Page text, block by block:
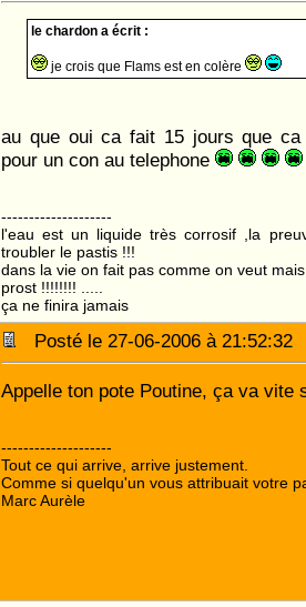
le chardon a écrit :
je crois que Flams est en colère
au que oui ca fait 15 jours que
pour un con au telephone
--------------------
l'eau est un liquide très corrosif ,la
troubler le pastis !!!
dans la vie on fait pas comme on veut
prost !!!!!!!! .....
ça ne finira jamais
Posté le 27-06-2006 à
Appelle ton pote Poutine, ça va vite
--------------------
Tout ce qui arrive, arrive justement.
Comme si quelqu'un vous attribuait votre
Marc Aurèle